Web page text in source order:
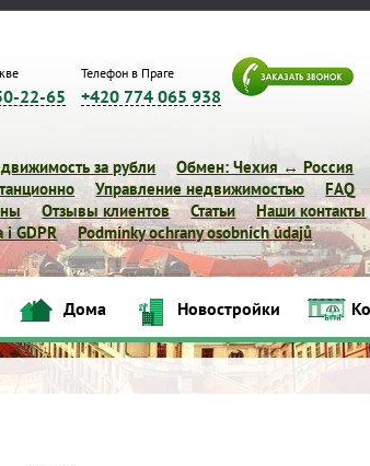
22-65
Телефон в Праге
+420 774 065 938
за рубли
Обмен: Чехия ↔ Россия
Управление недвижимостью
FAQ
Отзывы клиентов Статьи
Наши контакты
i GDPR
Podmínky ochrany osobních údajů
Дома Новостройки
Дома Новостройки